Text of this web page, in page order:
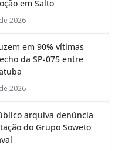
em Salto
2026
em 90% vítimas
da SP-075 entre
2026
arquiva denúncia
do Grupo Soweto